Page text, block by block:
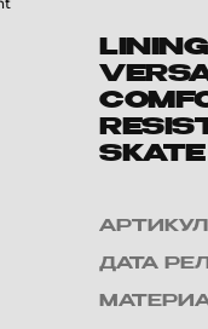
АРТИКУЛ
ДАТА